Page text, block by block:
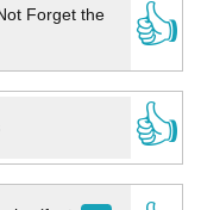
Forget the
👍
👍